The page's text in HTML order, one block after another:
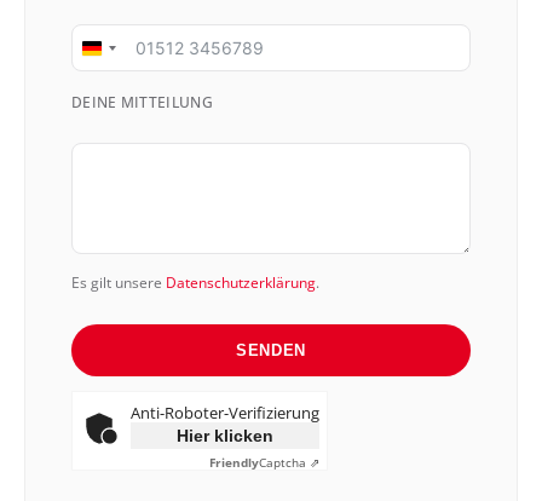
Germany
DEINE MITTEILUNG
Es gilt unsere Datenschutzerklärung.
SENDEN
Anti-Roboter-Verifizierung
Hier klicken
FriendlyCaptcha ⇗